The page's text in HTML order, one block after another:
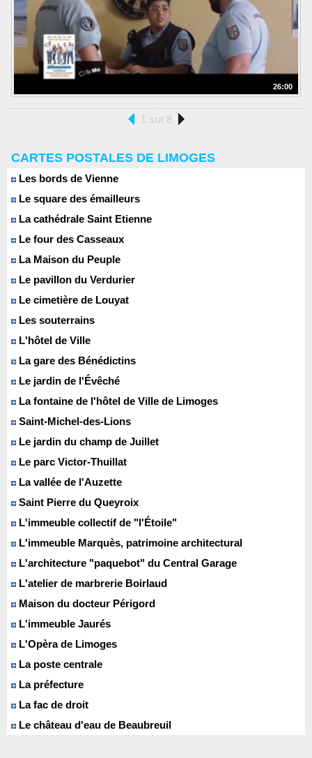
26:00
1 sur 8
CARTES POSTALES DE LIMOGES
Les bords de Vienne
Le square des émailleurs
La cathédrale Saint Etienne
Le four des Casseaux
La Maison du Peuple
Le pavillon du Verdurier
Le cimetière de Louyat
Les souterrains
L'hôtel de Ville
La gare des Bénédictins
Le jardin de l'Évêché
La fontaine de l'hôtel de Ville de Limoges
Saint-Michel-des-Lions
Le jardin du champ de Juillet
Le parc Victor-Thuillat
La vallée de l'Auzette
Saint Pierre du Queyroix
L'immeuble collectif de "l'Étoile"
L'immeuble Marquès, patrimoine architectural
L'architecture "paquebot" du Central Garage
L'atelier de marbrerie Boirlaud
Maison du docteur Périgord
L'immeuble Jaurés
L'Opèra de Limoges
La poste centrale
La préfecture
La fac de droit
Le château d'eau de Beaubreuil